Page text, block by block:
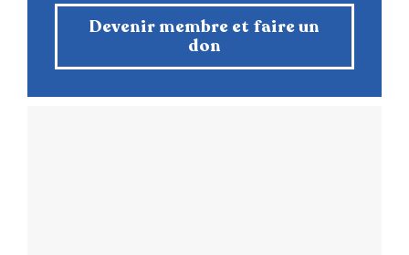
Devenir membre et faire un
don